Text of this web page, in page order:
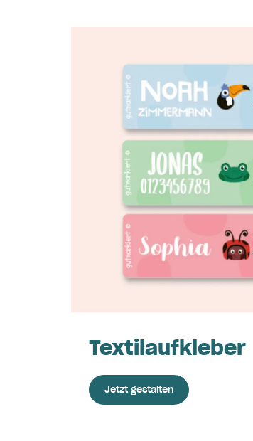
Textilaufkleber
Jetzt gestalten